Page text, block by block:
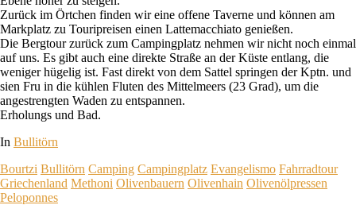
Zurück im Örtchen finden wir eine offene Taverne und können am
Markplatz zu Touripreisen einen Lattemacchiato genießen.
Die Bergtour zurück zum Campingplatz nehmen wir nicht noch einmal
auf uns. Es gibt auch eine direkte Straße an der Küste entlang, die
weniger hügelig ist. Fast direkt von dem Sattel springen der Kptn. und
sien Fru in die kühlen Fluten des Mittelmeers (23 Grad), um die
angestrengten Waden zu entspannen.
Erholungs und Bad.
In Bullitörn
Bourtzi Bullitörn Camping Campingplatz Evangelismo Fahrradtour
Griechenland Methoni Olivenbauern Olivenhain Olivenölpressen
Peloponnes